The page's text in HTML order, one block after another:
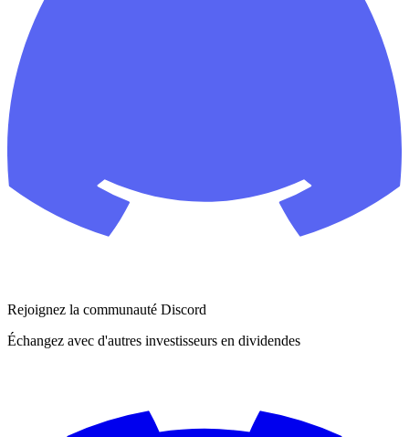
Rejoignez la communauté Discord
Échangez avec d'autres investisseurs en dividendes